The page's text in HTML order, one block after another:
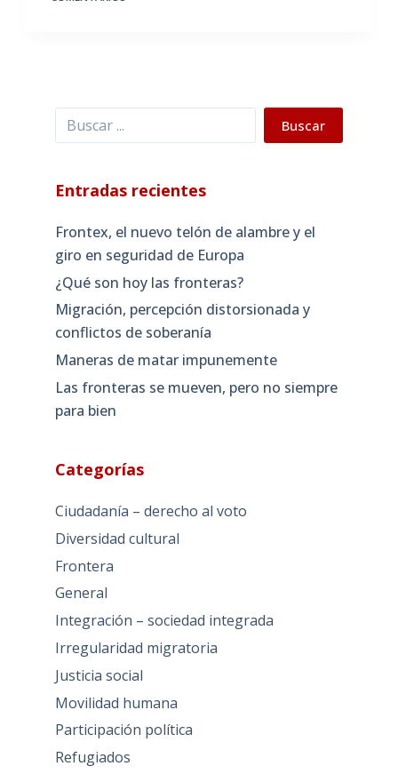
Buscar Buscar
Entradas recientes
Frontex, el nuevo telón de alambre y el
giro en seguridad de Europa
¿Qué son hoy las fronteras?
Migración, percepción distorsionada y
conflictos de soberanía
Maneras de matar impunemente
Las fronteras se mueven, pero no siempre
para bien
Categorías
Ciudadanía – derecho al voto
Diversidad cultural
Frontera
General
Integración – sociedad integrada
Irregularidad migratoria
Justicia social
Movilidad humana
Participación política
Refugiados